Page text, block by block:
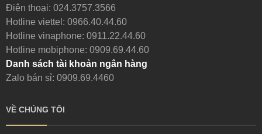
Điện thoại: 024.3757.3566
Hotline viettel: 0966.40.44.60
Hotline vinaphone: 0911.22.44.60
Hotline mobiphone: 0909.69.44.60
Danh sách tài khoản ngân hàng
Zalo bán sỉ: 0909.69.4460
VỀ CHÚNG TÔI